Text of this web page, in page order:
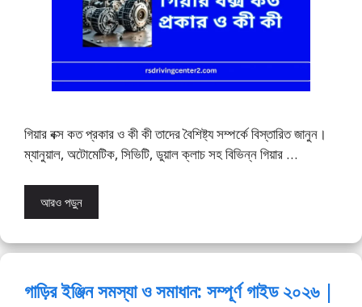
গিয়ার বক্স কত প্রকার ও কী কী তাদের বৈশিষ্ট্য সম্পর্কে বিস্তারিত জানুন।
ম্যানুয়াল, অটোমেটিক, সিভিটি, ডুয়াল ক্লাচ সহ বিভিন্ন গিয়ার …
আরও পড়ুন
গাড়ির ইঞ্জিন সমস্যা ও সমাধান: সম্পূর্ণ গাইড ২০২৬ |